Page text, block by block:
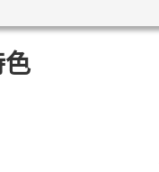
色